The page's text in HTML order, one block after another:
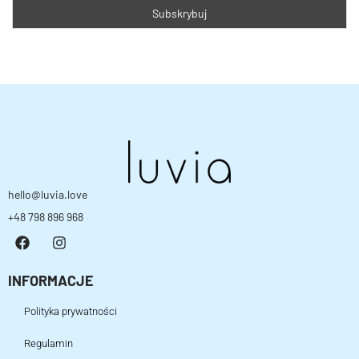
hello@luvia.love
+48 798 896 968
INFORMACJE
Polityka prywatności
Regulamin